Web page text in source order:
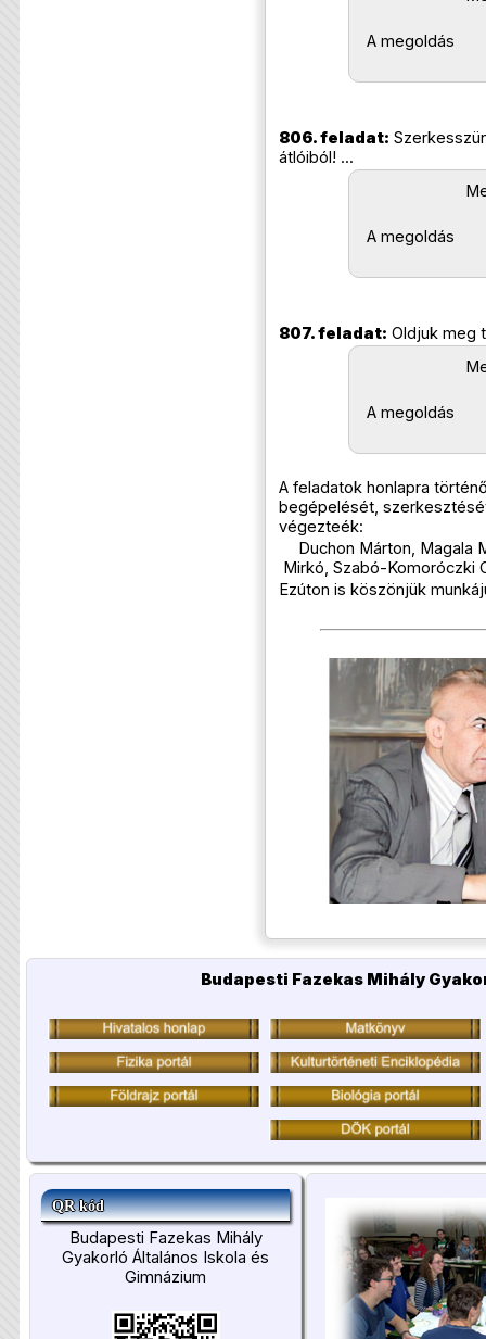
A megoldás
806. feladat:
átlóiból! ...
A megoldás
807. feladat: Oldjuk meg
A megoldás
A feladatok honlapra
begépelését,
végezteék:
Duchon Márton, Magala
Mirkó, Szabó-Komoróczki
Ezúton is köszönjük
Budapesti Fazekas Mihály
QR kód
Budapesti Fazekas Mihály
Gyakorló Általános Iskola és
Gimnázium